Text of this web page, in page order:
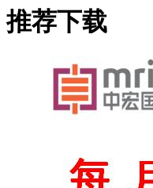
推荐下载